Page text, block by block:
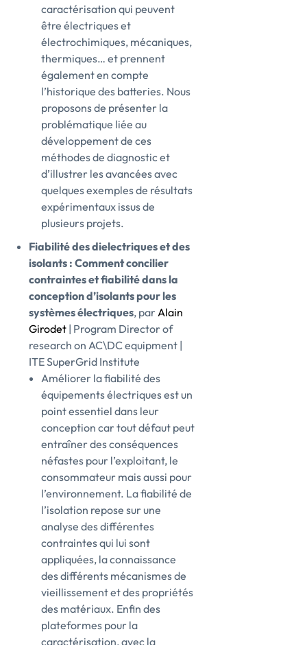
caractérisation qui peuvent
être électriques et
électrochimiques, mécaniques,
thermiques… et prennent
également en compte
l’historique des batteries. Nous
proposons de présenter la
problématique liée au
développement de ces
méthodes de diagnostic et
d’illustrer les avancées avec
quelques exemples de résultats
expérimentaux issus de
plusieurs projets.
Fiabilité des dielectriques et des
isolants : Comment concilier
contraintes et fiabilité dans la
conception d’isolants pour les
systèmes électriques, parAlain
Girodet | Program Director of
research on AC\DC equipment |
ITE SuperGrid Institute
Améliorer la fiabilité des
équipements électriques est un
point essentiel dans leur
conception car tout défaut peut
entraîner des conséquences
néfastes pour l’exploitant, le
consommateur mais aussi pour
l’environnement. La fiabilité de
l’isolation repose sur une
analyse des différentes
contraintes qui lui sont
appliquées, la connaissance
des différents mécanismes de
vieillissement et des propriétés
des matériaux. Enfin des
plateformes pour la
caractérisation, avec la